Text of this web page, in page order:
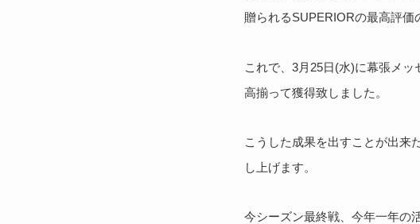
贈られるSUPERIORの最高評価
これで、3月25日(水)に幕張メ
高揃って獲得致しました。
こうした成果を出すことが出来
し上げます。
今シーズン最終戦、今年一年の